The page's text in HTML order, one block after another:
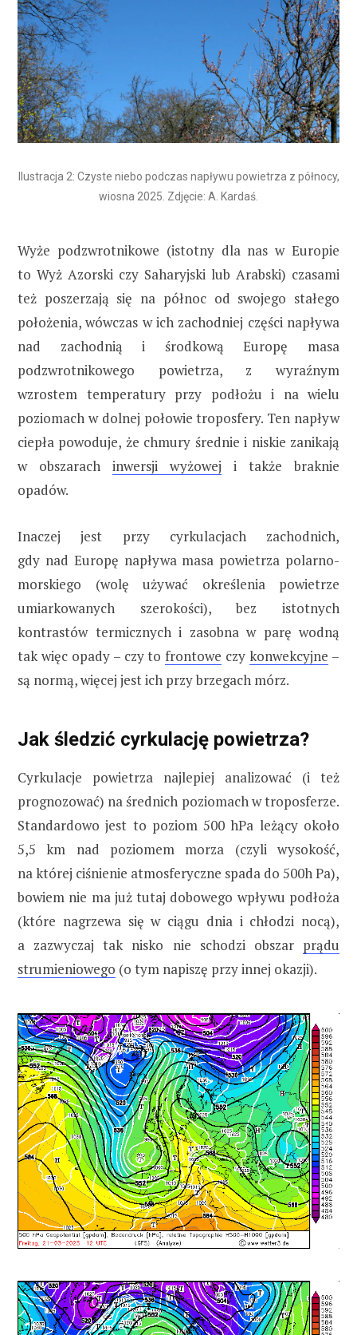
Ilustracja 2: Czyste niebo podczas napływu powietrza z północy,
wiosna 2025. Zdjęcie: A. Kardaś.
Wyże podzwrotnikowe (istotny dla nas w Europie
to Wyż Azorski czy Saharyjski lub Arabski) czasami
też poszerzają się na północ od swojego stałego
położenia, wówczas w ich zachodniej części napływa
nad zachodnią i środkową Europę masa
podzwrotnikowego powietrza, z wyraźnym
wzrostem temperatury przy podłożu i na wielu
poziomach w dolnej połowie troposfery. Ten napływ
ciepła powoduje, że chmury średnie i niskie zanikają
w obszarach inwersji wyżowej i także braknie
opadów.
Inaczej jest przy cyrkulacjach zachodnich,
gdy nad Europę napływa masa powietrza polarno-
morskiego (wolę używać określenia powietrze
umiarkowanych szerokości), bez istotnych
kontrastów termicznych i zasobna w parę wodną
tak więc opady – czy tofrontowe czykonwekcyjne –
są normą, więcej jest ich przy brzegach mórz.
Jak śledzić cyrkulację powietrza?
Cyrkulacje powietrza najlepiej analizować (i też
prognozować) na średnich poziomach w troposferze.
Standardowo jest to poziom 500 hPa leżący około
5,5 km nad poziomem morza (czyli wysokość,
na której ciśnienie atmosferyczne spada do 500h Pa),
bowiem nie ma już tutaj dobowego wpływu podłoża
(które nagrzewa się w ciągu dnia i chłodzi nocą),
a zazwyczaj tak nisko nie schodzi obszar prądu
strumieniowego (o tym napiszę przy innej okazji).